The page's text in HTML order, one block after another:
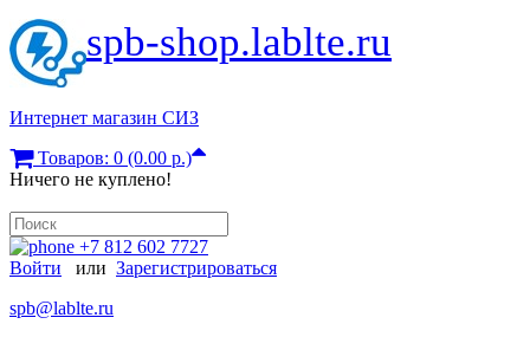
spb-shop.lablte.ru
Интернет магазин СИЗ
Товаров: 0 (0.00 р.)
Ничего не куплено!
+7 812 602 7727
Войти или Зарегистрироваться
spb@lablte.ru